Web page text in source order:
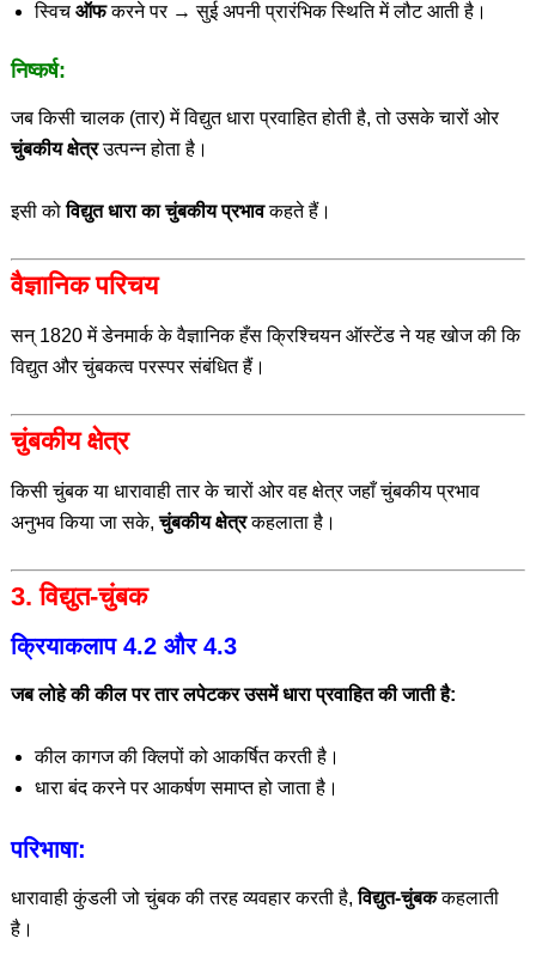
स्विच ऑफकरने पर → सुई अपनी प्रारंभिक स्थिति में लौट आती है।
निष्कर्ष:
जब किसी चालक (तार) में विद्युत धारा प्रवाहित होती है, तो उसके चारों ओर
चुंबकीय क्षेत्रउत्पन्न होता है।
इसी कोविद्युत धारा का चुंबकीय प्रभावकहते हैं।
वैज्ञानिक परिचय
सन् 1820 में डेनमार्क के वैज्ञानिक हँस क्रिश्चियन ऑस्टेंड ने यह खोज की कि
विद्युत और चुंबकत्व परस्पर संबंधित हैं।
चुंबकीय क्षेत्र
किसी चुंबक या धारावाही तार के चारों ओर वह क्षेत्र जहाँ चुंबकीय प्रभाव
अनुभव किया जा सके,चुंबकीय क्षेत्रकहलाता है।
3. विद्युत-चुंबक
क्रियाकलाप 4.2 और 4.3
जब लोहे की कील पर तार लपेटकर उसमें धारा प्रवाहित की जाती है:
कील कागज की क्लिपों को आकर्षित करती है।
धारा बंद करने पर आकर्षण समाप्त हो जाता है।
परिभाषा:
धारावाही कुंडली जो चुंबक की तरह व्यवहार करती है,विद्युत-चुंबककहलाती
है।